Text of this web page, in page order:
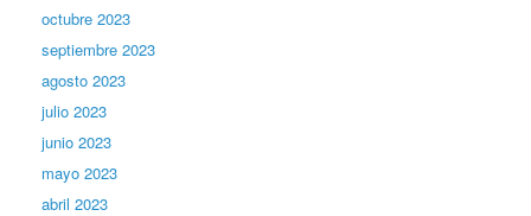
octubre 2023
septiembre 2023
agosto 2023
julio 2023
junio 2023
mayo 2023
abril 2023